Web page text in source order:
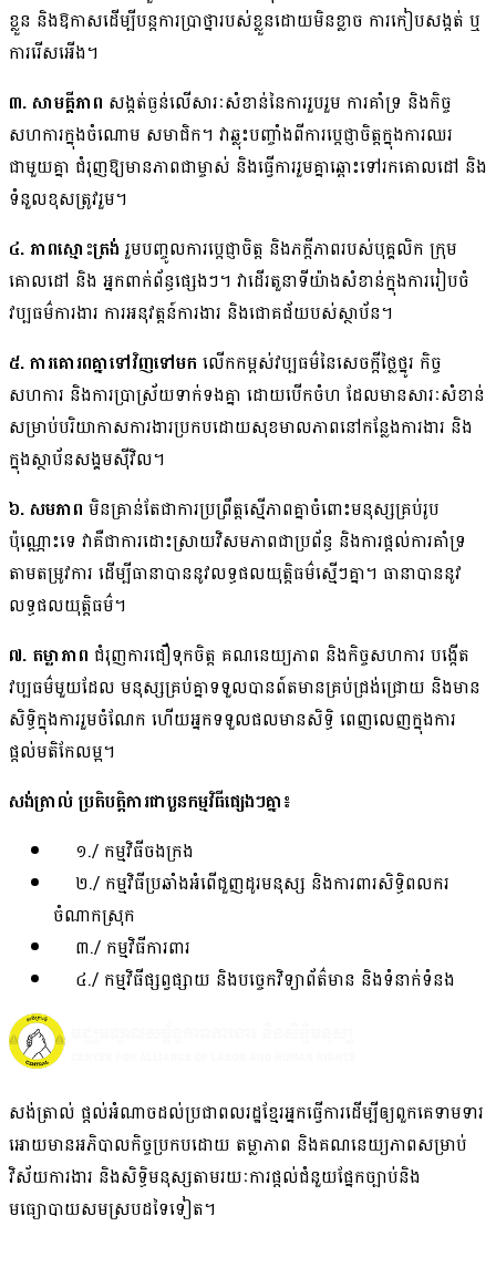
ខ្លួន និង​ឱកាស​ដើម្បី​បន្ត​ការ​ប្រាថ្នា​របស់​ខ្លួន​ដោយ​មិន​ខ្លាច ​ការ​កៀបសង្កត់ ​ឬ​
ការ​រើសអើង។
៣. សាមគ្គីភាព សង្កត់ធ្ងន់លើសារៈសំខាន់នៃការរួបរួម ការគាំទ្រ និងកិច្ច
សហការក្នុងចំណោម សមាជិក។ វាឆ្លុះបញ្ចាំងពីការប្តេជ្ញាចិត្តក្នុងការឈរ
ជាមួយគ្នា ជំរុញឱ្យមានភាពជាម្ចាស់ និងធ្វើការរួមគ្នាឆ្ពោះទៅរកគោលដៅ និង
ទំនួលខុសត្រូវរួម។
៤. ភាពស្មោះត្រង់ រួមបញ្ចូលការប្តេជ្ញាចិត្ត និងភក្តីភាពរបស់បុគ្គលិក ក្រុម
គោលដៅ និង អ្នកពាក់ព័ន្ធផ្សេងៗ។ វាដើរតួនាទីយ៉ាងសំខាន់ក្នុងការរៀបចំ
វប្បធម៌ការងារ ការអនុវត្តន៍ការងារ និងជោគជ័យបស់ស្ថាប័ន។
៥. ការគោរពគ្នាទៅវិញទៅមកលើកកម្ពស់វប្បធម៌នៃសេចក្តីថ្លៃថ្នូរ កិច្ច
សហការ និងការប្រាស្រ័យទាក់ទងគ្នា ដោយបើកចំហ ដែលមានសារៈសំខាន់
សម្រាប់បរិយាកាសការងារប្រកបដោយសុខមាលភាពនៅកន្លែងការងារ និង
ក្នុងស្ថាប័នសង្គមស៊ីវិល។
៦. សមភាព មិនគ្រាន់តែជាការប្រព្រឹត្តស្មើភាពគ្នាចំពោះមនុស្សគ្រប់រូប
ប៉ុណ្ណោះទេ វាគឺជាការដោះស្រាយវិសមភាពជាប្រព័ន្ធ និងការផ្តល់ការគាំទ្រ
តាមតម្រូវការ ដើម្បីធានាបាននូវលទ្ធផលយុត្តិធម៌ស្មើៗគ្នា។ ធានាបាននូវ
លទ្ធផលយុត្តិធម៌។
៧. តម្លាភាព ជំរុញការជឿទុកចិត្ត គណនេយ្យភាព និងកិច្ចសហការ បង្កើត
វប្បធម៌មួយដែល មនុស្សគ្រប់គ្នាទទួលបានព៍តមានគ្រប់ជ្រង់ជ្រោយ និងមាន
សិទ្ធិក្នុងការរួមចំណែក ហើយអ្នកទទួលផលមានសិទ្ធិ ពេញលេញក្នុងការ
ផ្តល់មតិកែលម្អ។
សង់ត្រាល់ ប្រតិបត្តិការជាបួនកម្មវិធីផ្សេងៗគ្នា៖
១./ កម្មវិធីចងក្រង
២./​ កម្មវិធីប្រឆាំងអំពើជួញដូរមនុស្ស និងការពារសិទ្ធិពលករ
ចំណាកស្រុក
៣./ កម្មវិធីការពារ
៤./ កម្មវិធីផ្សព្វផ្សាយ និងបច្ចេកវិទ្យាព័ត៌មាន និងទំនាក់ទំនង
សង់ត្រាល់ ផ្តល់អំណាច​ដល់​ប្រជាពលរដ្ឋខ្មែរអ្នក​ធ្វើការ​ដើម្បីឲ្យ​ពួក​គេ​ទាមទារ​
អោយមានអភិបាលកិច្ច​ប្រកបដោយ ​តម្លាភាព និង​គណនេយ្យភាពសម្រាប់
វិស័យ​ការងារ​ និង​សិទ្ធិមនុស្ស​តាមរយៈ​ការផ្តល់ជំនួយផ្នែកច្បាប់និង
មធ្យោបាយសមស្របដទៃ​ទៀត។